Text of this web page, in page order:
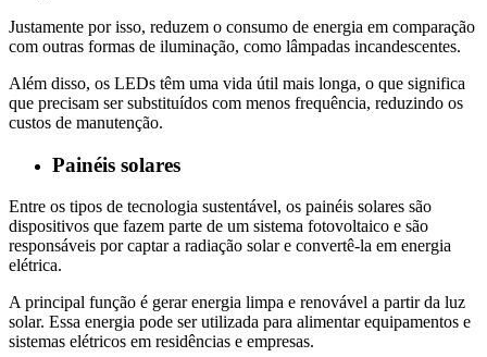
Justamente por isso, reduzem o consumo de energia em comparação
com outras formas de iluminação, como lâmpadas incandescentes.
Além disso, os LEDs têm uma vida útil mais longa, o que significa
que precisam ser substituídos com menos frequência, reduzindo os
custos de manutenção.
Painéis solares
Entre os tipos de tecnologia sustentável, os painéis solares são
dispositivos que fazem parte de um sistema fotovoltaico e são
responsáveis por captar a radiação solar e convertê-la em energia
elétrica.
A principal função é gerar energia limpa e renovável a partir da luz
solar. Essa energia pode ser utilizada para alimentar equipamentos e
sistemas elétricos em residências e empresas.